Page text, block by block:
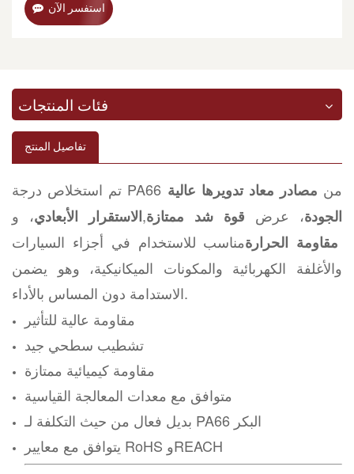
استفسر الآن
فئات المنتجات
تفاصيل المنتج
تم استخلاص درجة PA66 من مصادر معاد تدويرها عالية
الجودة، عرض قوة شد ممتازة,الاستقرار الأبعادي، و
مقاومة الحرارةمناسب للاستخدام في أجزاء السيارات
والأغلفة الكهربائية والمكونات الميكانيكية، وهو يضمن
الاستدامة دون المساس بالأداء.
مقاومة عالية للتأثير
تشطيب سطحي جيد
مقاومة كيميائية ممتازة
متوافق مع معدات المعالجة القياسية
بديل فعال من حيث التكلفة لـ PA66 البكر
يتوافق مع معايير RoHS وREACH